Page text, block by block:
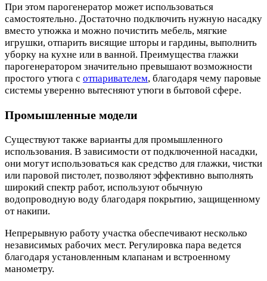
При этом парогенератор может использоваться
самостоятельно. Достаточно подключить нужную насадку
вместо утюжка и можно почистить мебель, мягкие
игрушки, отпарить висящие шторы и гардины, выполнить
уборку на кухне или в ванной. Преимущества глажки
парогенератором значительно превышают возможности
простого утюга с отпаривателем, благодаря чему паровые
системы уверенно вытесняют утюги в бытовой сфере.
Промышленные модели
Существуют также варианты для промышленного
использования. В зависимости от подключенной насадки,
они могут использоваться как средство для глажки, чистки
или паровой пистолет, позволяют эффективно выполнять
широкий спектр работ, используют обычную
водопроводную воду благодаря покрытию, защищенному
от накипи.
Непрерывную работу участка обеспечивают несколько
независимых рабочих мест. Регулировка пара ведется
благодаря установленным клапанам и встроенному
манометру.